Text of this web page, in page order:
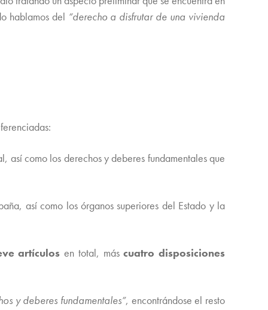
hablamos del “derecho a disfrutar de una vivienda
así como los derechos y deberes fundamentales que
así como los órganos superiores del Estado y la
artículos en total, máscuatro disposiciones
y deberes fundamentales”, encontrándose el resto